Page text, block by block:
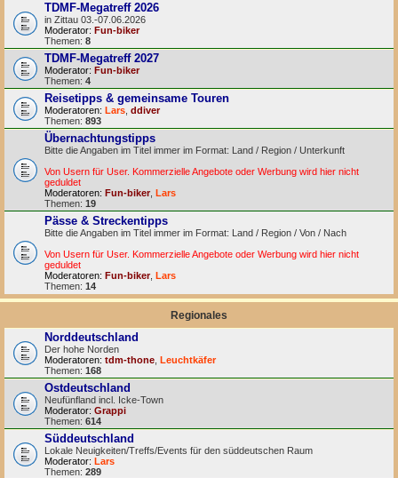
TDMF-Megatreff 2026
in Zittau 03.-07.06.2026
Moderator: Fun-biker
Themen: 8
TDMF-Megatreff 2027
Moderator: Fun-biker
Themen: 4
Reisetipps & gemeinsame Touren
Moderatoren: Lars ddiver
Themen: 893
Übernachtungstipps
Bitte die Angaben im Titel immer im Format: Land / Region / Unterkunft
Von Usern für User. Kommerzielle Angebote oder Werbung wird hier nicht
geduldet
Moderatoren: Fun-biker Lars
Themen: 19
Pässe & Streckentipps
Bitte die Angaben im Titel immer im Format: Land / Region / Von / Nach
Von Usern für User. Kommerzielle Angebote oder Werbung wird hier nicht
geduldet
Moderatoren: Fun-biker, Lars
Themen: 14
Regionales
Norddeutschland
Der hohe Norden
Moderatoren: tdm-thone Leuchtkäfer
Themen: 168
Ostdeutschland
Neufünfland incl. Icke-Town
Moderator: Grappi
Themen: 614
Süddeutschland
Lokale Neuigkeiten/Treffs/Events für den süddeutschen Raum
Moderator: Lars
Themen: 289